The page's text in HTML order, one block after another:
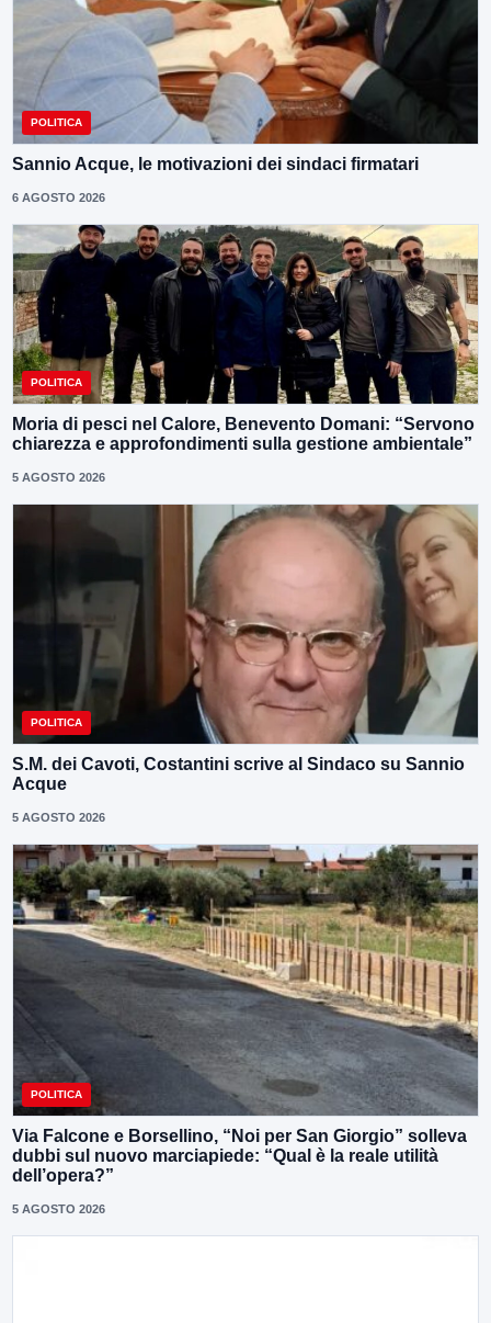
POLITICA
Sannio Acque, le motivazioni dei sindaci firmatari
6 AGOSTO 2026
POLITICA
Moria di pesci nel Calore, Benevento Domani: “Servono
chiarezza e approfondimenti sulla gestione ambientale”
5 AGOSTO 2026
POLITICA
S.M. dei Cavoti, Costantini scrive al Sindaco su Sannio
Acque
5 AGOSTO 2026
POLITICA
Via Falcone e Borsellino, “Noi per San Giorgio” solleva
dubbi sul nuovo marciapiede: “Qual è la reale utilità
dell’opera?”
5 AGOSTO 2026